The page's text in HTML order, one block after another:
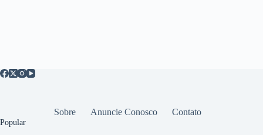
Sobre Anuncie Conosco Contato
Popular